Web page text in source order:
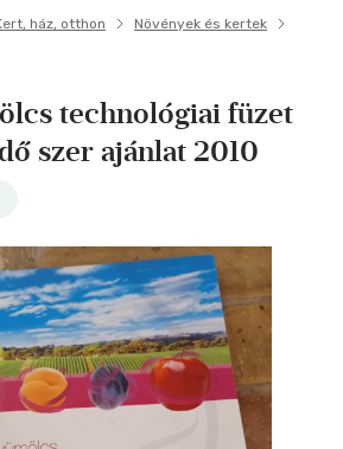
ház, otthon
Növények és kertek
technológiai füzet
szer ajánlat 2010